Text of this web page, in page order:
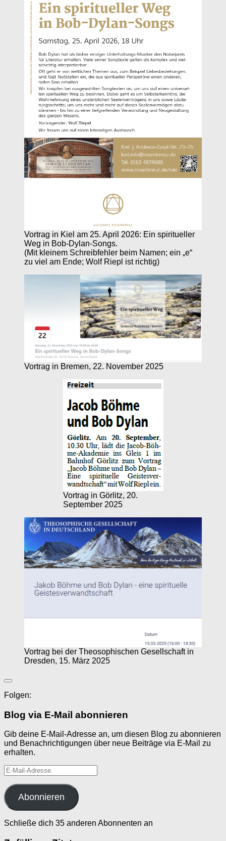
Vortrag in Kiel am 25. April 2026: Ein spiritueller
Weg in Bob-Dylan-Songs.
(Mit kleinem Schreibfehler beim Namen; ein „e“
zu viel am Ende; Wolf Riepl ist richtig)
Vortrag in Bremen, 22. November 2025
Vortrag in Görlitz, 20.
September 2025
Vortrag bei der Theosophischen Gesellschaft in
Dresden, 15. März 2025
Folgen:
Blog via E-Mail abonnieren
Gib deine E-Mail-Adresse an, um diesen Blog zu abonnieren
und Benachrichtigungen über neue Beiträge via E-Mail zu
erhalten.
E-
Mail-
Adresse
Abonnieren
Schließe dich 35 anderen Abonnenten an